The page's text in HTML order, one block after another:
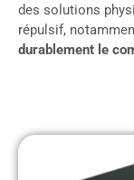
des solutions
répulsif,
durablement le